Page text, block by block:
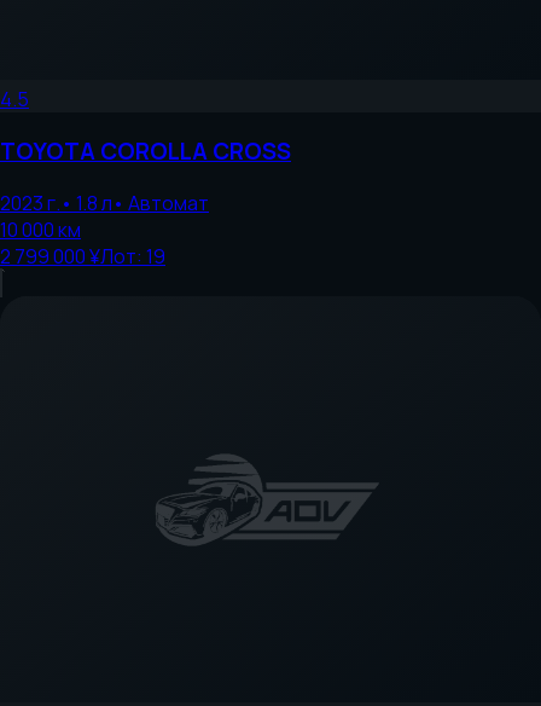
4.5
TOYOTACOROLLA CROSS
2023г.• 1.8л• Автомат
10 000км
2 799 000 ¥Лот: 19